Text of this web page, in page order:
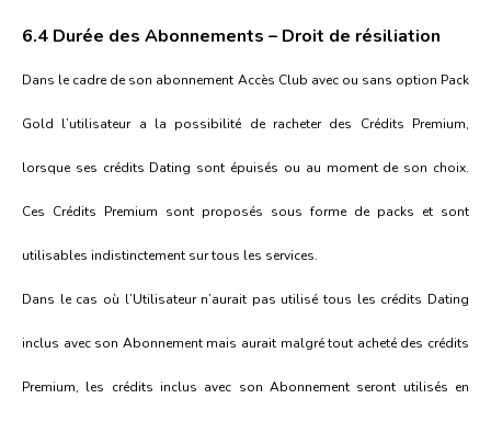
6.4 Durée des Abonnements – Droit de résiliation
Dans le cadre de son abonnement Accès Club avec ou sans option Pack
Gold l’utilisateur a la possibilité de racheter des Crédits Premium,
lorsque ses crédits Dating sont épuisés ou au moment de son choix.
Ces Crédits Premium sont proposés sous forme de packs et sont
utilisables indistinctement sur tous les services.
Dans le cas où l’Utilisateur n’aurait pas utilisé tous les crédits Dating
inclus avec son Abonnement mais aurait malgré tout acheté des crédits
Premium, les crédits inclus avec son Abonnement seront utilisés en